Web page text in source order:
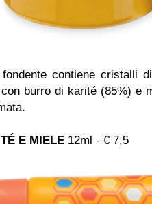
contiene cristalli
burro di karité (85%) e
E MIELE 12ml - € 7,5